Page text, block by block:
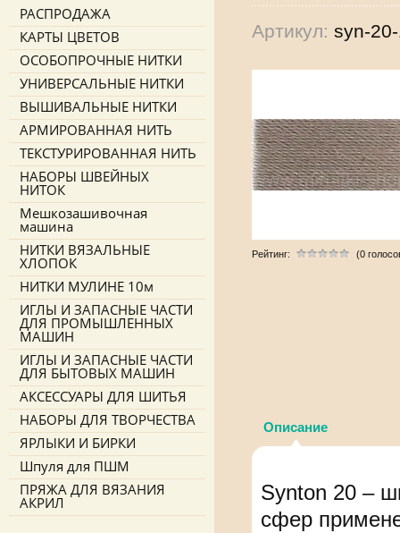
Артикул: syn-
Рейтинг: (0
Описание
Synton 20 –
сфер
РАСПРОДАЖА
КАРТЫ ЦВЕТОВ
ОСОБОПРОЧНЫЕ НИТКИ
УНИВЕРСАЛЬНЫЕ НИТКИ
ВЫШИВАЛЬНЫЕ НИТКИ
АРМИРОВАННАЯ НИТЬ
ТЕКСТУРИРОВАННАЯ НИТЬ
НАБОРЫ ШВЕЙНЫХ
НИТОК
Мешкозашивочная
машина
НИТКИ ВЯЗАЛЬНЫЕ
ХЛОПОК
НИТКИ МУЛИНЕ 10м
ИГЛЫ И ЗАПАСНЫЕ ЧАСТИ
ДЛЯ ПРОМЫШЛЕННЫХ
МАШИН
ИГЛЫ И ЗАПАСНЫЕ ЧАСТИ
ДЛЯ БЫТОВЫХ МАШИН
АКСЕССУАРЫ ДЛЯ ШИТЬЯ
НАБОРЫ ДЛЯ ТВОРЧЕСТВА
ЯРЛЫКИ И БИРКИ
Шпуля для ПШМ
ПРЯЖА ДЛЯ ВЯЗАНИЯ
АКРИЛ